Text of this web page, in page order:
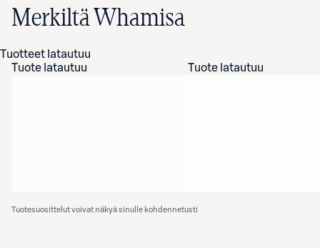
Merkiltä Whamisa
Tuotteet latautuu
Tuote latautuu
Tuote latautuu
Tuotesuosittelut voivat näkyä sinulle kohdennetusti